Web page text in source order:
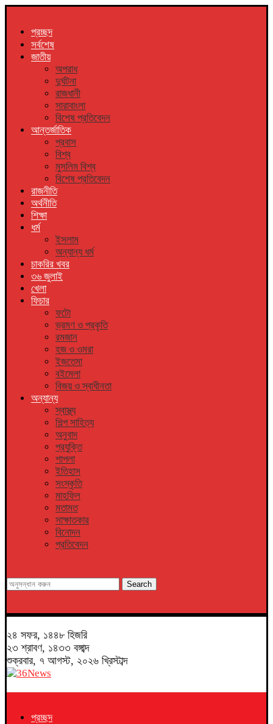
প্রচ্ছদ
সর্বশেষ
জাতীয়
অপরাধ
দুর্ঘটনা
রাজধানী
সারাবাংলা
বিশেষ প্রতিবেদন
আন্তর্জাতিক
প্রবাস
বিশ্ব
মুসলিম বিশ্ব
বিশেষ প্রতিবেদন
রাজনীতি
অর্থনীতি
শিক্ষা
ধর্ম
ইসলাম
অন্যান্য ধর্ম
চাকরির খবর
৩৬ জুলাই
খেলা
ফিচার
ফটো
ভ্রমণ ও প্রকৃতি
রমজান
হজ ও ওমরা
ইজতেমা
বইমেলা
বিজয় ও স্বাধীনতা
অন্যান্য
স্বাস্থ্য
শিল্প সাহিত্য
অনুবাদ
প্রযুক্তি
শাপলা
ইতিহাস
সংস্কৃতি
মাহফিল
মতামত
সাক্ষাতকার
বিনোদন
প্রতিবেদন
Search
২৪ সফর, ১৪৪৮ হিজরি
২৩ শ্রাবণ, ১৪৩৩ বঙ্গাব্দ
শুক্রবার, ৭ আগস্ট, ২০২৬ খ্রিস্টাব্দ
প্রচ্ছদ